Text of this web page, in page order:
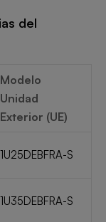
del
Modelo
Unidad
Exterior (UE)
1U25DEBFRA-S
1U35DEBFRA-S